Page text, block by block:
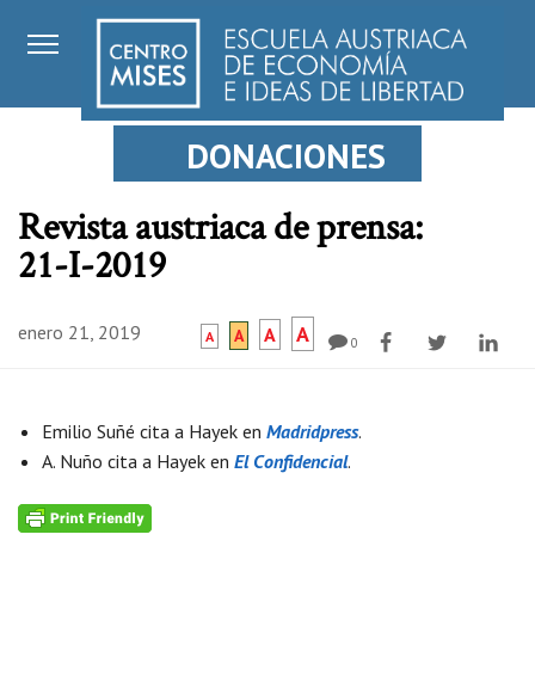
DONACIONES
Revista austriaca de prensa:
21-I-2019
enero 21, 2019 A A A A 0
Emilio Suñé cita a Hayek en Madridpress.
A. Nuño cita a Hayek en El Confidencial.